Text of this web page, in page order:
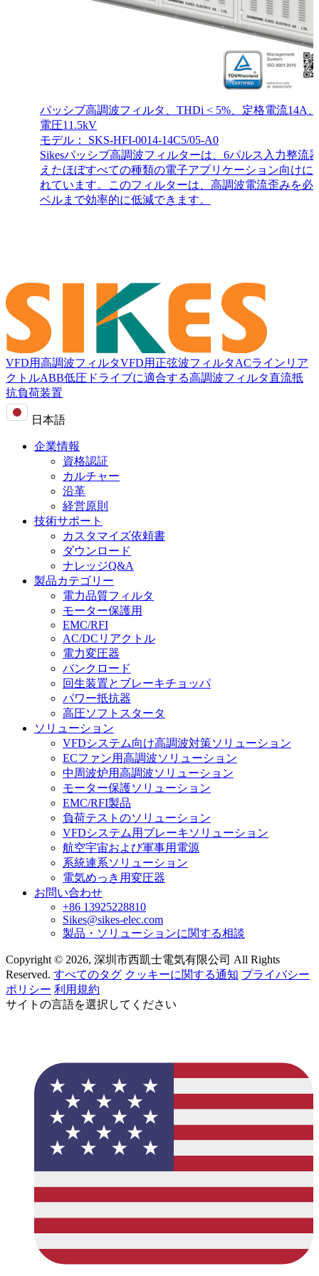
パッシブ高調波フィルタ、THDi < 5%、定格電流14A
電圧11.5kV
モデル： SKS-HFI-0014-14C5/05-A0
Sikesパッシブ高調波フィルターは、6パルス入力整流
えたほぼすべての種類の電子アプリケーション向けに
れています。このフィルターは、高調波電流歪みを必
ベルまで効率的に低減できます。
VFD用高調波フィルタVFD用正弦波フィルタACラインリア
クトルABB低圧ドライブに適合する高調波フィルタ直流抵
抗負荷装置
日本語
企業情報
資格認証
カルチャー
沿革
経営原則
技術サポート
カスタマイズ依頼書
ダウンロード
ナレッジQ&A
製品カテゴリー
電力品質フィルタ
モーター保護用
EMC/RFI
AC/DCリアクトル
電力変圧器
バンクロード
回生装置とブレーキチョッパ
パワー抵抗器
高圧ソフトスタータ
ソリューション
VFDシステム向け高調波対策ソリューション
ECファン用高調波ソリューション
中周波炉用高調波ソリューション
モーター保護ソリューション
EMC/RFI製品
負荷テストのソリューション
VFDシステム用ブレーキソリューション
航空宇宙および軍事用電源
系統連系ソリューション
電気めっき用変圧器
お問い合わせ
+86 13925228810
Sikes@sikes-elec.com
製品・ソリューションに関する相談
Copyright © 2026, 深圳市西凱士電気有限公司 All Rights
Reserved. すべてのタグ クッキーに関する通知 プライバシー
ポリシー 利用規約
サイトの言語を選択してください